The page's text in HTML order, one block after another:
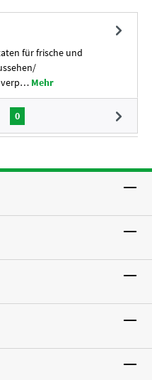
für frische und
Mehr
0